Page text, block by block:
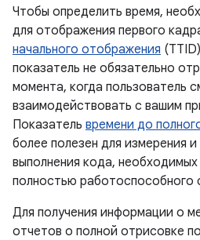
Чтобы определить время,
для отображения первого
начального отображения
показатель не обязательно
момента, когда пользователь
взаимодействовать с вашим
Показатель времени до
более полезен для измерения
выполнения кода,
полностью работоспособного
Для получения информации о
отчетов о полной отрисовке